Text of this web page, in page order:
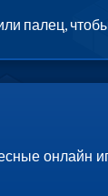
палец,
онлайн